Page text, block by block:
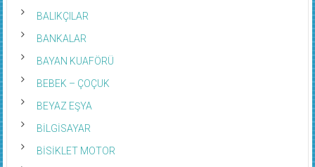
BALIKÇILAR
BANKALAR
BAYAN KUAFÖRÜ
BEBEK – ÇOÇUK
BEYAZ EŞYA
BİLGİSAYAR
BİSİKLET MOTOR